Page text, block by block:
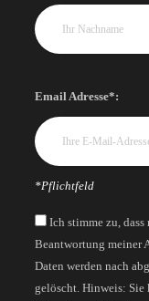
Email Adresse*:
*Pflichtfeld
Ich stimme zu,
Beantwortung meiner
Daten werden nach
gelöscht. Hinweis: